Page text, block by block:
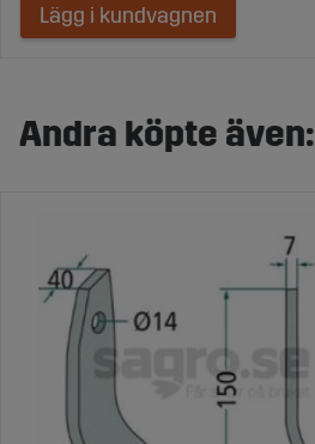
Lägg i kundvagnen
Andra köpte även: